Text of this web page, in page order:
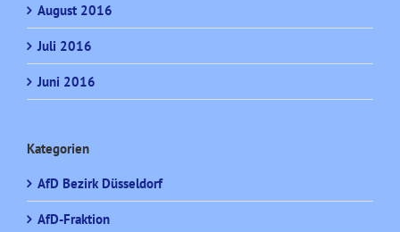
August 2016
Juli 2016
Juni 2016
Kategorien
AfD Bezirk Düsseldorf
AfD-Fraktion